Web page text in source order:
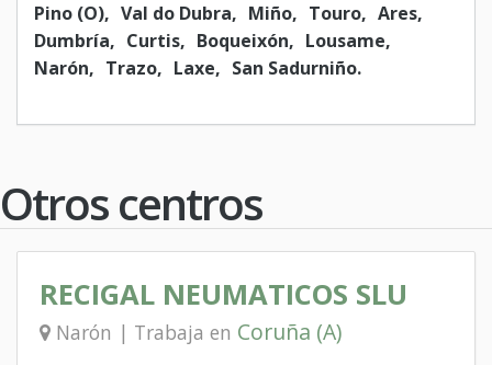
Pino (O)
Val do Dubra Miño Touro
Ares
Dumbría
Curtis Boqueixón
Lousame
Narón
Trazo Laxe San Sadurniño
Otros centros
RECIGAL NEUMATICOS SLU
Narón | Trabaja en Coruña (A)